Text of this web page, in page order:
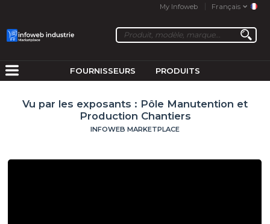
My Infoweb Français
FOURNISSEURS PRODUITS
Vu par les exposants : Pôle Manutention et
Production Chantiers
INFOWEB MARKETPLACE